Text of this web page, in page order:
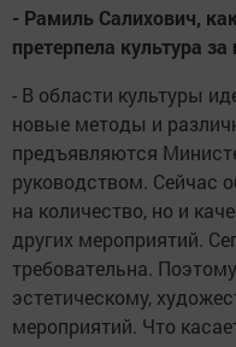
- Рамиль Салихович,
претерпела культура
- В области культуры
новые методы и
предъявляются
руководством. Сейчас
на количество, но и
других мероприятий.
требовательна.
эстетическому,
мероприятий. Что